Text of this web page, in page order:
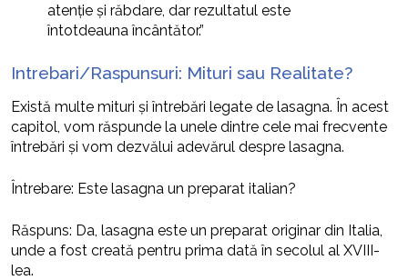
atenție și răbdare, dar rezultatul este
întotdeauna încântător.”
Intrebari/Raspunsuri: Mituri sau Realitate?
Există multe mituri și întrebări legate de lasagna. În acest
capitol, vom răspunde la unele dintre cele mai frecvente
întrebări și vom dezvălui adevărul despre lasagna.
Întrebare: Este lasagna un preparat italian?
Răspuns: Da, lasagna este un preparat originar din Italia,
unde a fost creată pentru prima dată în secolul al XVIII-
lea.